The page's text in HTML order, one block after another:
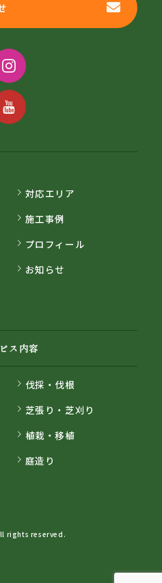
対応エリア
施工事例
プロフィール
お知らせ
ス内容
伐採・伐根
芝張り・芝刈り
植栽・移植
庭造り
rights reserved.